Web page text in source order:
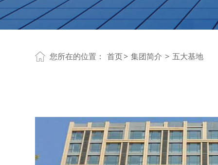
您所在的位置： 首页> 集团简介 > 五大基地